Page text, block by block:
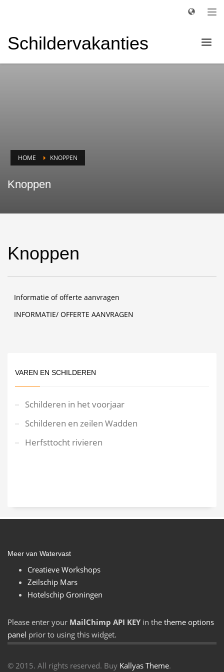
Schildervakanties
HOME KNOPPEN
Knoppen
Knoppen
Informatie of offerte aanvragen
INFORMATIE/ OFFERTE AANVRAGEN
VAREN EN SCHILDEREN
Schilderen in het voorjaar
Schilderen en zeilen Wadden
Herfsttocht rivieren
Meer van Watervast
Creatieve Workshops
Zeilschip Mars
Hotelschip Groningen
Please enter your MailChimp API KEY in the theme options
panel prior to using this widget.
© 2015. All rights reserved. Buy Kallyas Theme.